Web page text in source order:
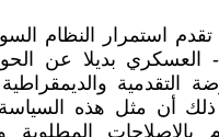
استمرار النظام
- العسكري بديلا عن
التقدمية
أن مثل هذه
بالاصلاحات المطلوبة